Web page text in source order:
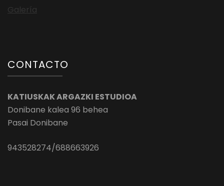
Galería
CONTACTO
KATIUSKAK ARGAZKI ESTUDIOA
Donibane kalea 96 behea
Pasai Donibane
943528274/688663926